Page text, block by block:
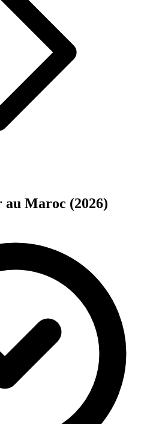
Maroc (2026)